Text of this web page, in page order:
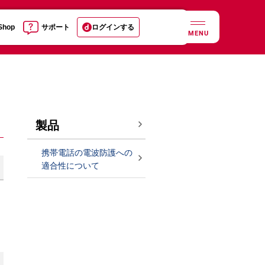
サポート ログインする
MENU
製品
携帯電話の電波防護への
適合性について